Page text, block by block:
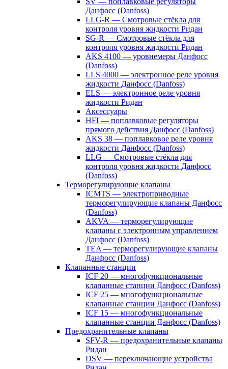
Данфосс (Danfoss)
LLG-R — Смотровые стёкла для
контроля уровня жидкости Ридан
SG-R — Смотровые стёкла для
контроля уровня жидкости Ридан
AKS 4100 — уровнемеры Данфосс
(Danfoss)
LLS 4000 — электронное реле уровня
жидкости Данфосс (Danfoss)
ELS — электронное реле уровня
жидкости Ридан
Аксессуары
HFI — поплавковые регуляторы
прямого действия Данфосс (Danfoss)
AKS 38 — поплавковое реле уровня
жидкости Данфосс (Danfoss)
LLG — Смотровые стёкла для
контроля уровня жидкости Данфосс
(Danfoss)
Терморегулирующие клапаны
ICMTS — электроприводные
терморегулирующие клапаны Данфосс
(Danfoss)
AKVA — терморегулирующие
клапаны с электронным управлением
Данфосс (Danfoss)
TEA — терморегулирующие клапаны
Данфосс (Danfoss)
Клапанные станции
ICF 20 — многофункциональные
клапанные станции Данфосс (Danfoss)
ICF 25 — многофункциональные
клапанные станции Данфосс (Danfoss)
ICF 15 — многофункциональные
клапанные станции Данфосс (Danfoss)
Предохранительные клапаны
SFV-R — предохранительные клапаны
Ридан
DSV — переключающие устройства